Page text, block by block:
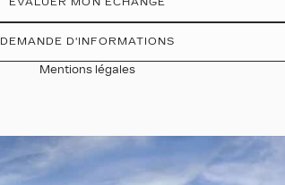
DEMANDE D'INFORMATIONS
Mentions légales